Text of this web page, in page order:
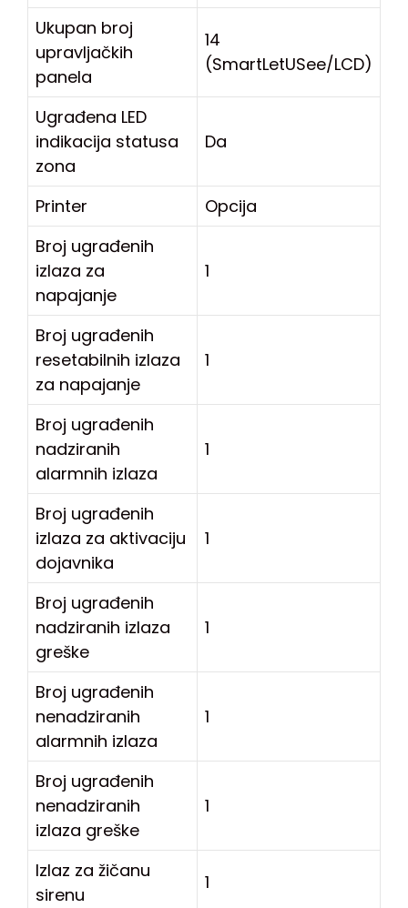
Ukupan broj
upravljačkih
panela
14
(SmartLetUSee/LCD)
Ugrađena LED
indikacija statusa
zona
Da
Printer
Opcija
Broj ugrađenih
izlaza za
napajanje
1
Broj ugrađenih
resetabilnih izlaza
za napajanje
1
Broj ugrađenih
nadziranih
alarmnih izlaza
1
Broj ugrađenih
izlaza za aktivaciju
dojavnika
1
Broj ugrađenih
nadziranih izlaza
greške
1
Broj ugrađenih
nenadziranih
alarmnih izlaza
1
Broj ugrađenih
nenadziranih
izlaza greške
1
Izlaz za žičanu
sirenu
1